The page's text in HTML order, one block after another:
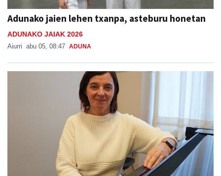
Adunako jaien lehen txanpa, asteburu honetan
ADUNAKO JAIAK 2026
Aiurri abu 05, 08:47 ADUNA